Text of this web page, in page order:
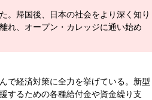
。帰国後、日本の社会をより深く知り
れ、オープン・カレッジに通い始め
で経済対策に全力を挙げている。新型
するための各種給付金や資金繰り支